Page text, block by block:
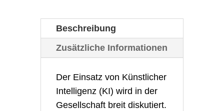
Beschreibung
Zusätzliche Informationen
Der Einsatz von Künstlicher
Intelligenz (KI) wird in der
Gesellschaft breit diskutiert.